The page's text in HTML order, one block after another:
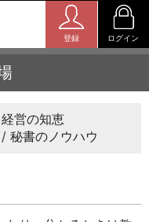
登録 ログイン
経営の知恵
秘書のノウハウ